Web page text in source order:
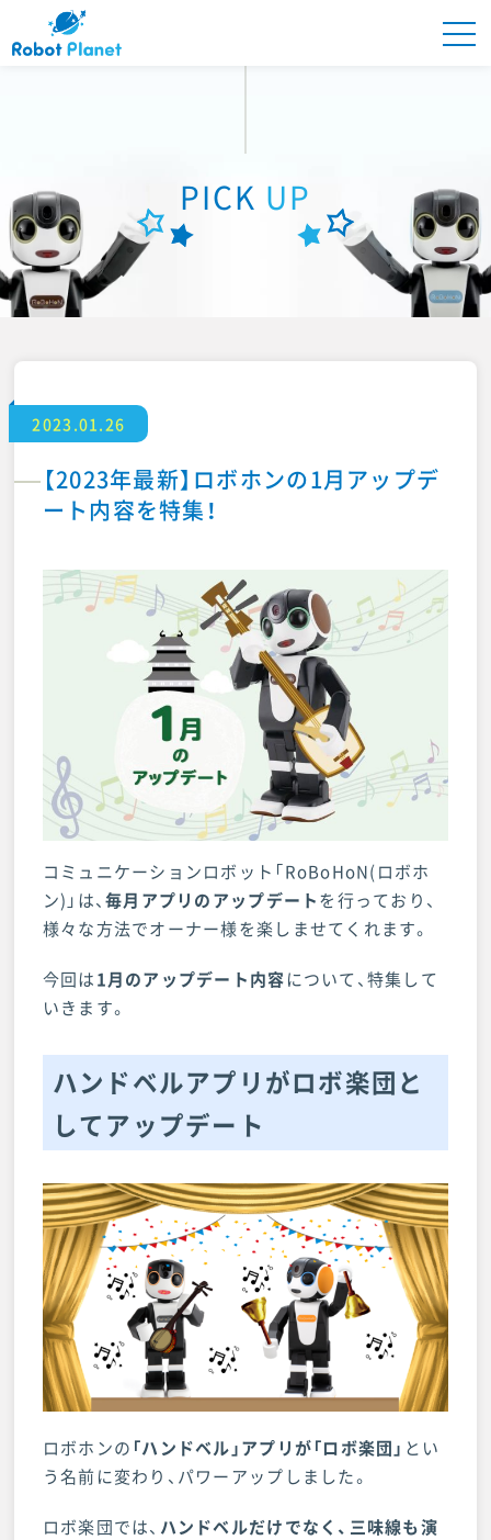
商品紹介
PICK UP
ONLINE STORE
ロボプラオーナーズ
店舗・来店予約 お問い合わせ
PICK UP
2023.01.26
【2023年最新】ロボホンの1月アップデ
ート内容を特集！
コミュニケーションロボット「RoBoHoN(ロボホ
ン)」は、毎月アプリのアップデートを行っており、
様々な方法でオーナー様を楽しませてくれます。
今回は1月のアップデート内容について、特集して
いきます。
ハンドベルアプリがロボ楽団と
してアップデート
ロボホンの 「ハンドベル」アプリが「ロボ楽団」 とい
う名前に変わり、パワーアップしました。
ロボ楽団では、 ハンドベルだけでなく、三味線も演